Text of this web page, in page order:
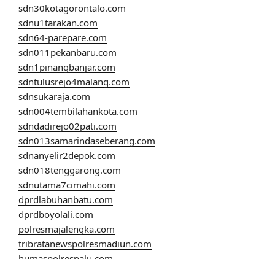
sdn30kotagorontalo.com
sdnu1tarakan.com
sdn64-parepare.com
sdn011pekanbaru.com
sdn1pinangbanjar.com
sdntulusrejo4malang.com
sdnsukaraja.com
sdn004tembilahankota.com
sdndadirejo02pati.com
sdn013samarindaseberang.com
sdnanyelir2depok.com
sdn018tenggarong.com
sdnutama7cimahi.com
dprdlabuhanbatu.com
dprdboyolali.com
polresmajalengka.com
tribratanewspolresmadiun.com